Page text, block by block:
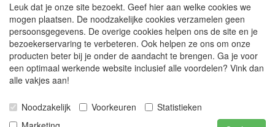
Medisan Trading te Alblasserdam. Alle genoemde prijzen zijn
inclusief BTW enexclusief verzendkostentenzij anders
aangegeven.
Leuk dat je onze site bezoekt. Geef hier aan welke cookies we
mogen plaatsen. De noodzakelijke cookies verzamelen geen
persoonsgegevens. De overige cookies helpen ons de site en je
bezoekerservaring te verbeteren. Ook helpen ze ons om onze
producten beter bij je onder de aandacht te brengen. Ga je voor
een optimaal werkende website inclusief alle voordelen? Vink dan
alle vakjes aan!
Noodzakelijk Voorkeuren
Statistieken